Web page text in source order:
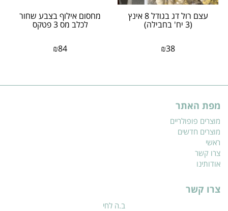
עצם רול דג בגודל 8 אינץ
(3 יח' בחבילה)
₪38
מחסום אילוף בצבע שחור
לכלב מס 3 פטקס
₪84
מפת האתר
מוצרים פופולריים
מוצרים חדשים
ראשי
צרו קשר
אודותינו
צרו קשר
ב.ה לחי